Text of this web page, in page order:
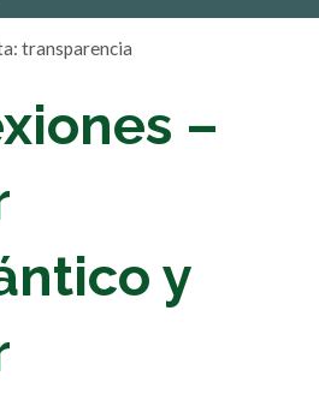
transparencia
–
y